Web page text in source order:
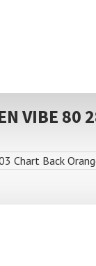
Back Orange Berry
VIBE 80